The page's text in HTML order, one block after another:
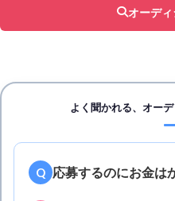
オーデ
よく聞かれる、オー
Q 応募するのにお金は